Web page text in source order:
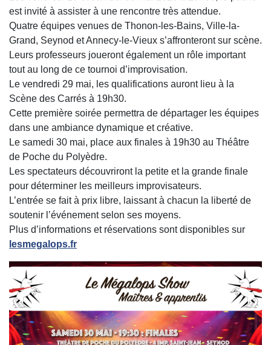
est invité à assister à une rencontre très attendue.
Quatre équipes venues de Thonon-les-Bains, Ville-la-
Grand, Seynod etAnnecy-le-Vieux s’affronteront sur scène.
Leurs professeurs joueront également un rôle important
tout au long de ce tournoi d’improvisation.
Le vendredi 29 mai, les qualifications auront lieu à la
Scène des Carrés à 19h30.
Cette première soirée permettra de départager les équipes
dans une ambiance dynamique et créative.
Le samedi 30 mai, place aux finales à 19h30 au Théâtre
de Poche du Polyèdre.
Les spectateurs découvriront la petite et la grande finale
pour déterminer les meilleurs improvisateurs.
L’entrée se fait à prix libre, laissant à chacun la liberté de
soutenir l’événement selon ses moyens.
Plus d’informations et réservations sont disponibles sur
lesmegalops.fr